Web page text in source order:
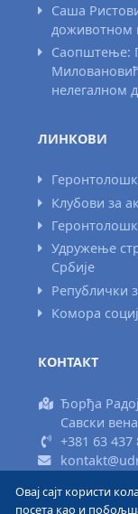
Саша
доживотном
Саопштење:
нелегалном
ЛИНКОВИ
Клубови за
Удружење
Србије
Републички
Комора
КОНТАКТ
Ђорђа
Савски
+381 63 437
Израда сајта
Овај сајт користи
посета као и